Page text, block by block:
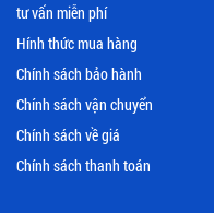
tư vấn miễn phí
Hính thức mua hàng
Chính sách bảo hành
Chính sách vận chuyển
Chính sách về giá
Chính sách thanh toán